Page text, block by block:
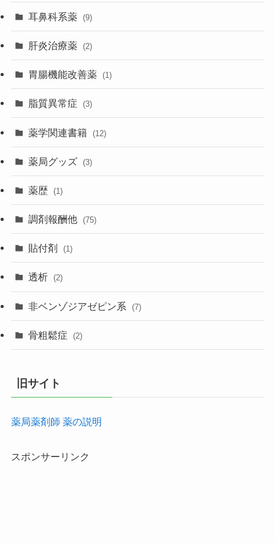
耳鼻科系薬 (9)
肝炎治療薬 (2)
胃腸機能改善薬 (1)
脂質異常症 (3)
薬学関連書籍 (12)
薬局グッズ (3)
薬歴 (1)
調剤報酬他 (75)
貼付剤 (1)
透析 (2)
非ベンゾジアゼピン系 (7)
骨粗鬆症 (2)
旧サイト
薬局薬剤師 薬の説明
スポンサーリンク